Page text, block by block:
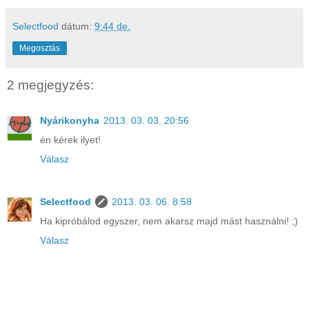
Selectfood dátum: 9:44 de.
Megosztás
2 megjegyzés:
Nyárikonyha 2013. 03. 03. 20:56
én kérek ilyet!
Válasz
Selectfood
2013. 03. 06. 8:58
Ha kipróbálod egyszer, nem akarsz majd mást használni! ;)
Válasz